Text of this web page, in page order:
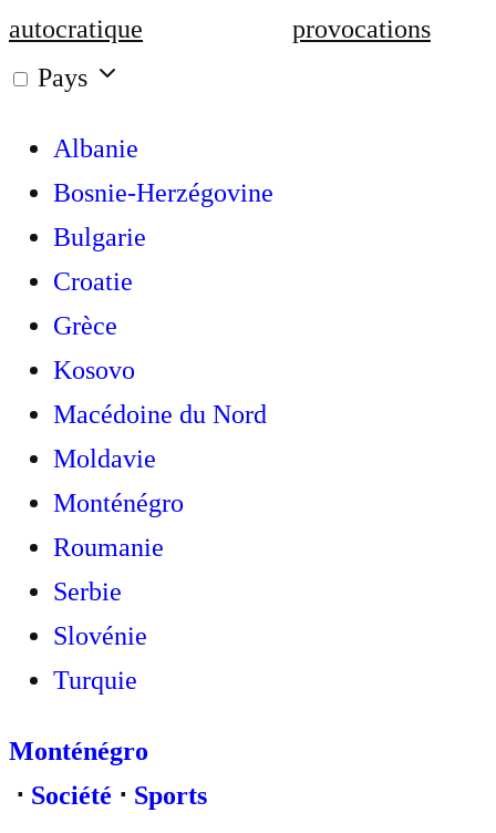
autocratique
provocations
Pays
Albanie
Bosnie-Herzégovine
Bulgarie
Croatie
Grèce
Kosovo
Macédoine du Nord
Moldavie
Monténégro
Roumanie
Serbie
Slovénie
Turquie
Monténégro
⋅ Société ⋅ Sports